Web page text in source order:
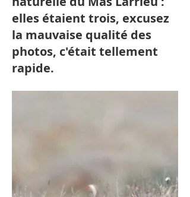
elles étaient trois, excusez
la mauvaise qualité des
photos, c'était tellement
rapide.